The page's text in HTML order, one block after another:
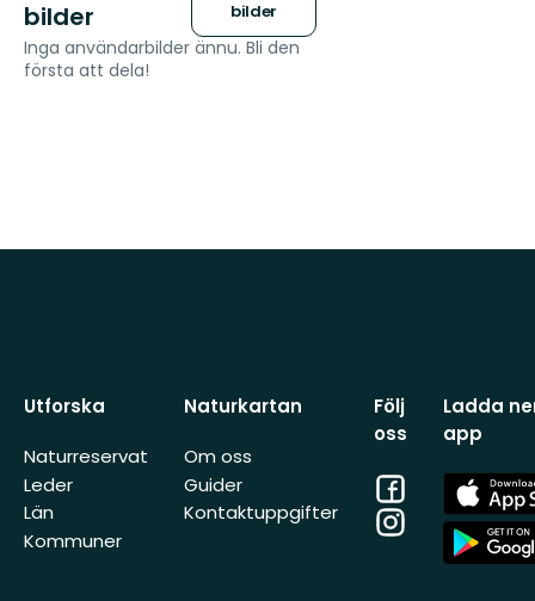
bilder
bilder
Inga användarbilder ännu. Bli den
första att dela!
Utforska
Naturreservat
Leder
Län
Kommuner
Naturkartan
Om oss
Guider
Kontaktuppgifter
Följ
oss
Facebook
Instagram
Ladda
app
App
Store
App
Store